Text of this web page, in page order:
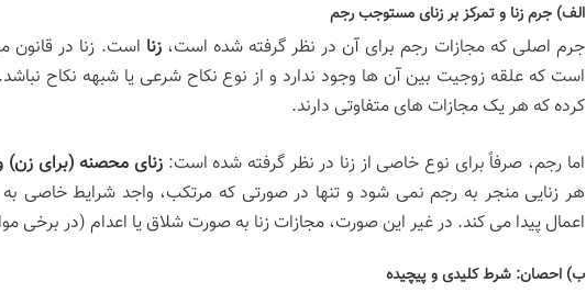
الف) جرم زنا و تمرکز بر زنای مستوجب رجم
جرم اصلی که مجازات رجم برای آن در نظر گرفته شده است،زنا است. زنا در قانون
است که علقه زوجیت بین آن ها وجود ندارد و از نوع نکاح شرعی یا شبهه نکاح نباشد.
کرده که هر یک مجازات های متفاوتی دارند.
اما رجم، صرفاً برای نوع خاصی از زنا در نظر گرفته شده است:زنای محصنه (برای
هر زنایی منجر به رجم نمی شود و تنها در صورتی که مرتکب، واجد شرایط خاصی
اعمال پیدا می کند. در غیر این صورت، مجازات زنا به صورت شلاق یا اعدام (در برخی
ب) احصان: شرط کلیدی و پیچیده